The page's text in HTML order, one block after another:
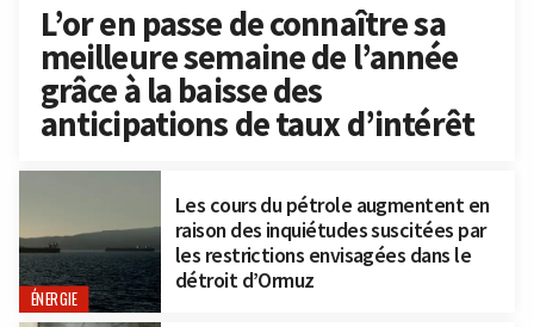
L’or en passe de connaître sa
meilleure semaine de l’année
grâce à la baisse des
anticipations de taux d’intérêt
ÉNERGIE
Les cours du pétrole augmentent en
raison des inquiétudes suscitées par
les restrictions envisagées dans le
détroit d’Ormuz